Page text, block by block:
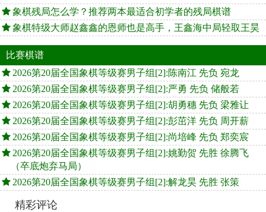
象棋残局怎么学？推荐两本最适合初学者的残局棋谱
象棋特级大师赵鑫鑫的恩师也是高手，王鑫海中局轻取王昊
比赛棋谱
2026第20届全国象棋等级赛男子组[2]:陈南江 先负 宛龙
2026第20届全国象棋等级赛男子组[2]:严勇 先负 储般若
2026第20届全国象棋等级赛男子组[2]:胡勇穗 先负 梁雅让
2026第20届全国象棋等级赛男子组[2]:彭茁洋 先负 周开薪
2026第20届全国象棋等级赛男子组[2]:尚培峰 先负 郑奕宸
2026第20届全国象棋等级赛男子组[2]:姚勤贺 先胜 徐腾飞
（卒底炮弃马局）
2026第20届全国象棋等级赛男子组[2]:解龙昊 先胜 张策
精彩评论